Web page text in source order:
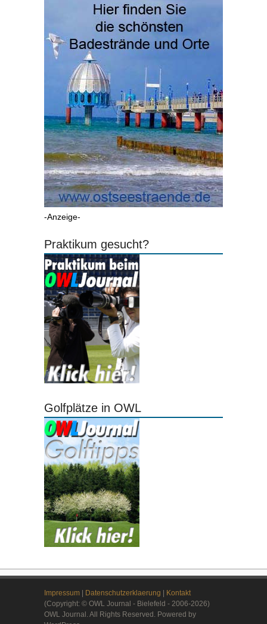
-Anzeige-
Praktikum gesucht?
Golfplätze in OWL
Impressum Datenschutzerklaerung
Kontakt
(Copyright: © OWL Journal - Bielefeld - 2006-2026)
OWL Journal. All Rights Reserved. Powered by